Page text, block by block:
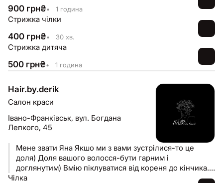
900 грн₴• 1 година
Стрижка чілки
400 грн₴• 30 хв.
Стрижка дитяча
500 грн₴• 1 година
Hair.by.derik
Салон краси
Івано-Франківськ, вул. Богдана
Лепкого, 45
Мене звати Яна Якшо ми з вами зустрілися-то це
доля) Доля вашого волосся-бути гарним і
доглянутим) Вмію піклуватися від кореня до кінчика.
Спеціалізуюся на комплексному підході і в першу
Чілка